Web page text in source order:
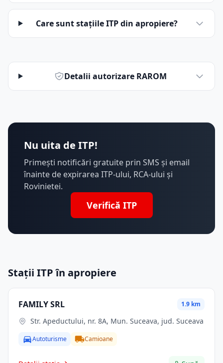
Care sunt stațiile ITP din apropiere?
Detalii autorizare RAROM
Nu uita de ITP!
Primești notificări gratuite prin SMS și email
înainte de expirarea ITP-ului, RCA-ului și
Rovinietei.
Verifică ITP
Stații ITP în apropiere
FAMILY SRL 1.9 km
Str. Apeductului, nr. 8A, Mun. Suceava, jud. Suceava
Autoturisme Camioane